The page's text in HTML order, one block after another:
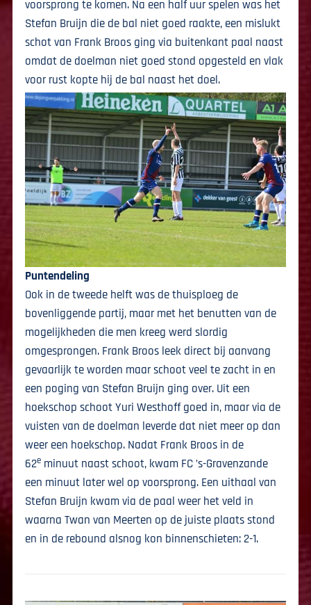
voorsprong te komen. Na een half uur spelen was het
Stefan Bruijn die de bal niet goed raakte, een mislukt
schot van Frank Broos ging via buitenkant paal naast
omdat de doelman niet goed stond opgesteld en vlak
voor rust kopte hij de bal naast het doel.
Puntendeling
Ook in de tweede helft was de thuisploeg de
bovenliggende partij, maar met het benutten van de
mogelijkheden die men kreeg werd slordig
omgesprongen. Frank Broos leek direct bij aanvang
gevaarlijk te worden maar schoot veel te zacht in en
een poging van Stefan Bruijn ging over. Uit een
hoekschop schoot Yuri Westhoff goed in, maar via de
vuisten van de doelman leverde dat niet meer op dan
weer een hoekschop. Nadat Frank Broos in de
62e minuut naast schoot, kwam FC ’s-Gravenzande
een minuut later wel op voorsprong. Een uithaal van
Stefan Bruijn kwam via de paal weer het veld in
waarna Twan van Meerten op de juiste plaats stond
en in de rebound alsnog kon binnenschieten: 2-1.